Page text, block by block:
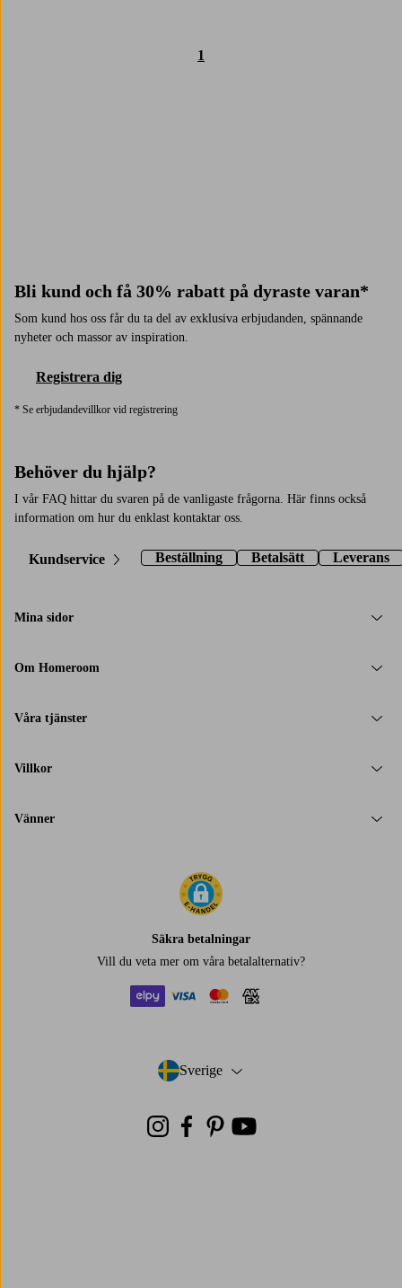
1
Bli kund och få 30% rabatt på dyraste varan*
Som kund hos oss får du ta del av exklusiva erbjudanden, spännande
nyheter och massor av inspiration.
Registrera dig
* Se erbjudandevillkor vid registrering
Behöver du hjälp?
I vår FAQ hittar du svaren på de vanligaste frågorna. Här finns också
information om hur du enklast kontaktar oss.
Kundservice Beställning Betalsätt Leverans
Mina sidor
Om Homeroom
Våra tjänster
Villkor
Vänner
Säkra betalningar
Vill du veta mer om våra betalalternativ?
Sverige
- Välj land